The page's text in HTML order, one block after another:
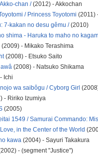
chan /(2012) - Akkochan
/ Princess Toyotomi (2011)
7-kakan no desu gêmu /(2010)
shima - Haruka to maho no
(2009) - Mikako Terashima
(2008) - Etsuko Saito
(2008) - Natsuko Shikama
Ichi
wa saibôgu / Cyborg Girl
- Ririko Izumiya
(2005)
1549 / Samurai Commando:
in the Center of the World
kawa (2004) - Sayuri Takakura
- (segment "Justice")